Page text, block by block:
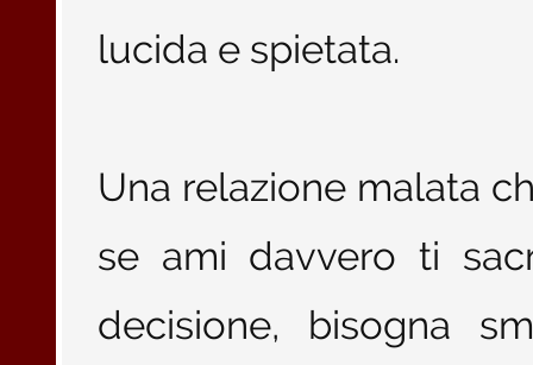
lucida e spietata.
Una relazione malata
se ami davvero ti
decisione, bisogna